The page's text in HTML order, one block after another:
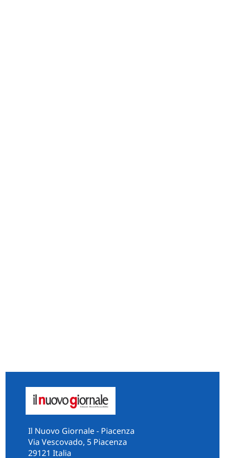
Il Nuovo Giornale - Piacenza
Via Vescovado, 5 Piacenza
29121 Italia